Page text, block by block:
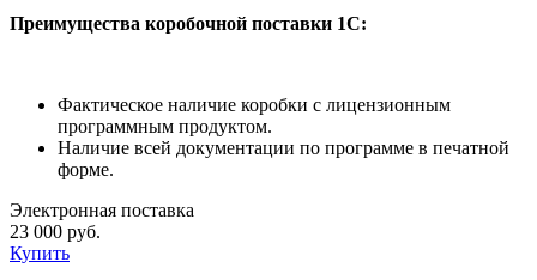
Преимущества коробочной поставки 1С:
Фактическое наличие коробки с лицензионным
программным продуктом.
Наличие всей документации по программе в печатной
форме.
Электронная поставка
23 000 руб.
Купить